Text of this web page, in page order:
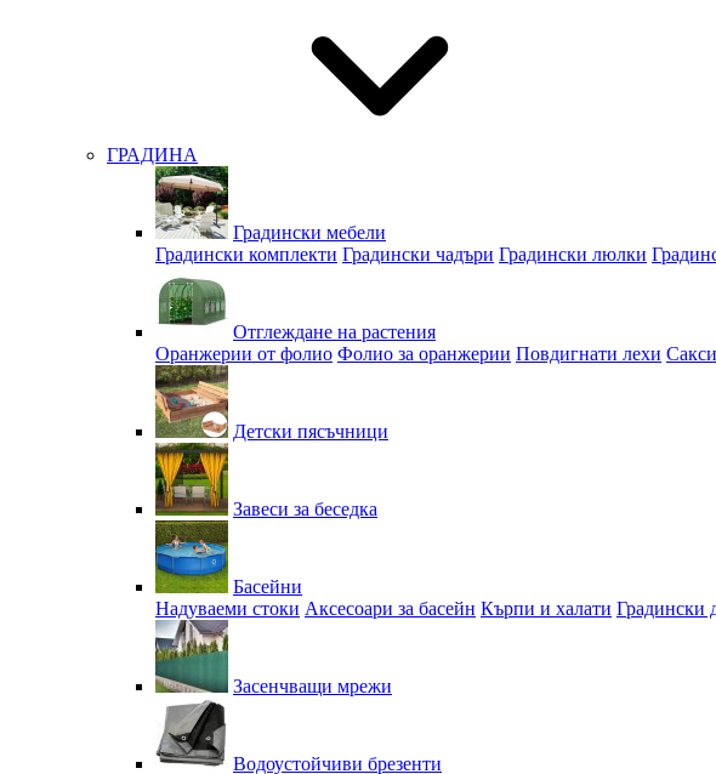
ГРАДИНА
Градински мебели
Градински комплекти Градински чадъри Градински люлки
Отглеждане на растения
Оранжерии от фолио Фолио за оранжерии Повдигнати лехи
Детски пясъчници
Завеси за беседка
Басейни
Надуваеми стоки Аксесоари за басейн Кърпи и халати Градински
Засенчващи мрежи
Водоустойчиви брезенти